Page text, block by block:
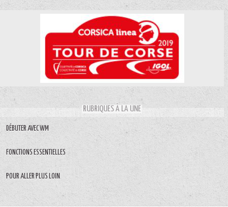
RUBRIQUES À LA UNE
DÉBUTER AVEC WM
FONCTIONS ESSENTIELLES
POUR ALLER PLUS LOIN